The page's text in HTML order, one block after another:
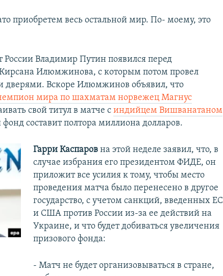
приобретем весь остальной мир. По- моему, это
России Владимир Путин появился перед
Илюмжинова, с которым потом провел
дверями. Вскоре Илюмжинов объявил, что
мира по шахматам норвежец Магнус
свой титул в матче синдийцем Вишванатаном
составит полтора миллиона долларов.
Гарри Каспаровна этой неделе заявил, что, в
случае избрания его президентом ФИДЕ, он
приложит все усилия к тому, чтобы место
проведения матча было перенесено в другое
государство, с учетом санкций, введенных ЕС
и США против России из-за ее действий на
Украине, и что будет добиваться увеличения
призового фонда:
- Матч не будет организовываться в стране,